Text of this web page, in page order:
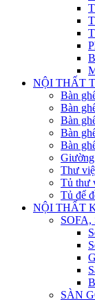
NỘI THẤT
Bàn
Bàn
Bàn
Bàn
Bàn
Thư
Tủ thư
Tủ để
NỘI THẤT
SÀN